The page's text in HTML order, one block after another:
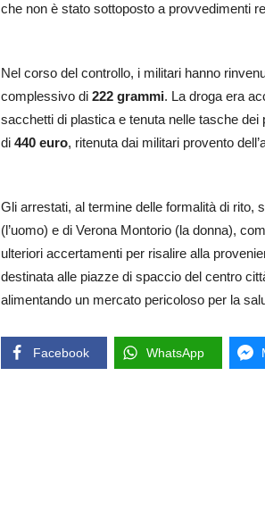
che non è stato sottoposto a provvedimenti
Nel corso del controllo, i militari hanno
complessivo di 222 grammi. La droga era
sacchetti di plastica e tenuta nelle tasche
di 440 euro, ritenuta dai militari provento
Gli arrestati, al termine delle formalità di rito,
(l’uomo) e di Verona Montorio (la donna),
ulteriori accertamenti per risalire alla
destinata alle piazze di spaccio del centro
alimentando un mercato pericoloso per la
Facebook WhatsApp